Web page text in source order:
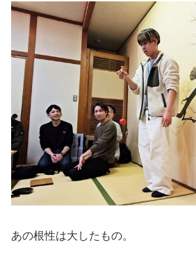
あの根性は大したもの。